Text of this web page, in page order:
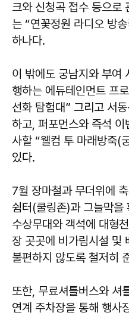
크와 신청곡 접수 등으로
는 “연꽃정원 라디오 방
하나다.
이 밖에도 궁남지와 부여
행하는 에듀테인먼트 프
선화 탐험대” 그리고 서
하고, 퍼포먼스와 즉석
사할 “웰컴 투 마래방죽(
있다.
7월 장마철과 무더위에
쉼터(쿨링존)과 그늘막을
수상무대와 객석에 대형
장 곳곳에 비가림시설 및
불편하지 않도록 철저히
또한, 무료셔틀버스와 셔
연계 주차장을 통해 행사